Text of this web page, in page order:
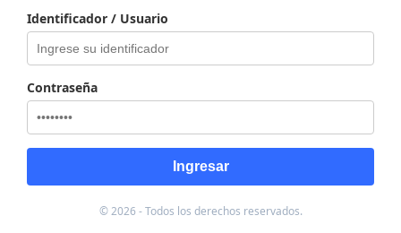
Identificador / Usuario
Contraseña
Ingresar
© 2026 - Todos los derechos reservados.